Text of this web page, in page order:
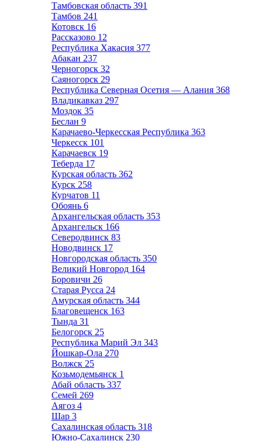
Тамбовская область 391
Тамбов 241
Котовск 16
Рассказово 12
Республика Хакасия 377
Абакан 237
Черногорск 32
Саяногорск 29
Республика Северная Осетия — Алания 368
Владикавказ 297
Моздок 35
Беслан 9
Карачаево-Черкесская Республика 363
Черкесск 101
Карачаевск 19
Теберда 17
Курская область 362
Курск 258
Курчатов 11
Обоянь 6
Архангельская область 353
Архангельск 166
Северодвинск 83
Новодвинск 17
Новгородская область 350
Великий Новгород 164
Боровичи 26
Старая Русса 24
Амурская область 344
Благовещенск 163
Тында 31
Белогорск 25
Республика Марий Эл 343
Йошкар-Ола 270
Волжск 25
Козьмодемьянск 1
Абай область 337
Семей 269
Аягоз 4
Шар 3
Сахалинская область 318
Южно-Сахалинск 230